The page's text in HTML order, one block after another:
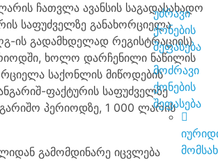
უძრავი
ქონების
შეფასება
მოძრავი
ქონების
შეფასება
ჩათვლა ავანსის საგადასახადო
საფუძველზე განახორციელა
ის გადამხდელად რეგისტრაციის)
ხოლო დარჩენილი ნაწილის
საქონლის მიწოდების
ფაქტურის საფუძველზე
პერიოდზე, 1 000 ლარის